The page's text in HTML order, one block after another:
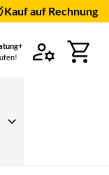
Kauf auf Rechnung